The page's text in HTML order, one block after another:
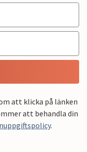
att klicka på länken
att behandla din
.